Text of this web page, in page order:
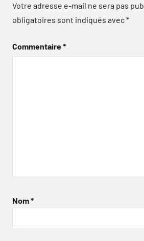
Votre adresse e-mail ne sera pas
obligatoires sont indiqués avec*
Commentaire*
Nom*